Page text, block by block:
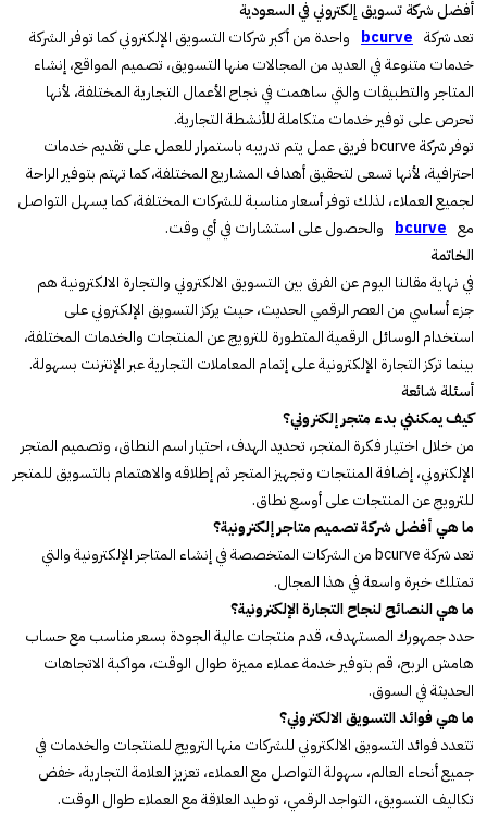
أفضل شركة تسويق إلكتروني في السعودية
تعد شركة bcurve واحدة من أكبر شركات التسويق الإلكتروني كما توفر الشركة
خدمات متنوعة في العديد من المجالات منها التسويق، تصميم المواقع، إنشاء
المتاجر والتطبيقات والتي ساهمت في نجاح الأعمال التجارية المختلفة، لأنها
تحرص على توفير خدمات متكاملة للأنشطة التجارية.
توفر شركة bcurve فريق عمل يتم تدريبه باستمرار للعمل على تقديم خدمات
احترافية، لأنها تسعى لتحقيق أهداف المشاريع المختلفة، كما تهتم بتوفير الراحة
لجميع العملاء، لذلك توفر أسعار مناسبة للشركات المختلفة، كما يسهل التواصل
مع bcurve والحصول على استشارات في أي وقت.
الخاتمة
في نهاية مقالنا اليوم عن الفرق بين التسويق الالكتروني والتجارة الالكترونية هم
جزء أساسي من العصر الرقمي الحديث، حيث يركز التسويق الإلكتروني على
استخدام الوسائل الرقمية المتطورة للترويج عن المنتجات والخدمات المختلفة،
بينما تركز التجارة الإلكترونية على إتمام المعاملات التجارية عبر الإنترنت بسهولة.
أسئلة شائعة
كيف يمكنني بدء متجر إلكتروني؟
من خلال اختيار فكرة المتجر، تحديد الهدف، احتيار اسم النطاق، وتصميم المتجر
الإلكتروني، إضافة المنتجات وتجهيز المتجر ثم إطلاقه والاهتمام بالتسويق للمتجر
للترويج عن المنتجات على أوسع نطاق.
ما هي أفضل شركة تصميم متاجر إلكترونية؟
تعد شركة bcurve من الشركات المتخصصة في إنشاء المتاجر الإلكترونية والتي
تمتلك خبرة واسعة في هذا المجال.
ما هي النصائح لنجاح التجارة الإلكترونية؟
حدد جمهورك المستهدف، قدم منتجات عالية الجودة بسعر مناسب مع حساب
هامش الربح، قم بتوفير خدمة عملاء مميزة طوال الوقت، مواكبة الاتجاهات
الحديثة في السوق.
ما هي فوائد التسويق الالكتروني؟
تتعدد فوائد التسويق الالكتروني للشركات منها الترويج للمنتجات والخدمات في
جميع أنحاء العالم، سهولة التواصل مع العملاء، تعزيز العلامة التجارية، خفض
تكاليف التسويق، التواجد الرقمي، توطيد العلاقة مع العملاء طوال الوقت.